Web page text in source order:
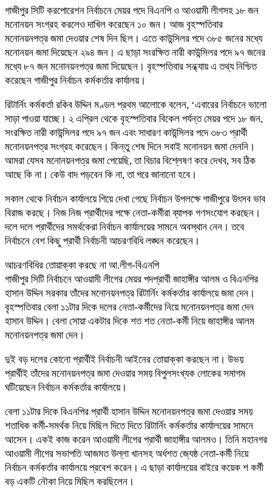
গাজীপুর সিটি করপোরেশন নির্বাচনে মেয়র পদে বিএনপি ও আওয়ামী লীগসহ ১৮ জন
মনোনয়ন সংগ্রহ করলেও দাখিল করেছেন ১০ জন। আজ বৃহস্পতিবার
মনোনয়নপত্র জমা দেওয়ার শেষ দিন ছিল। এতে কাউন্সিলর পদে ৩৮৫ জনের মধ্যে
মনোনয়ন জমা দিয়েছেন ২৯৪ জন। এ ছাড়া সংরক্ষিত নারী কাউন্সিলর পদে ৯৭ জনের
মধ্যে ৮৭ জন মনোনয়নপত্র জমা দিয়েছেন। বৃহস্পতিবার সন্ধ্যায় এ তথ্য নিশ্চিত
করেছেন গাজীপুর নির্বাচন কর্মকর্তার কার্যালয়।
রিটার্নিং কর্মকর্তা রকিব উদ্দিন মণ্ডল প্রথম আলোকে বলেন, ‘এবারের নির্বাচনে ভালো
সাড়া পাওয়া যাচ্ছে। ২ এপ্রিল থেকে বৃহস্পতিবার বিকেল পর্যন্ত মেয়র পদে ১৮ জন,
সংরক্ষিত নারী কাউন্সিলর পদে ৯৭ জন এবং সাধারণ কাউন্সিলর পদে ৩৮৩ প্রার্থী
মনোনয়নপত্র সংগ্রহ করেছেন। কিন্তু শেষ দিনে সবাই মনোনয়ন জমা দেননি।
আমরা যেসব মনোনয়নপত্র জমা পেয়েছি, তা বিচার বিশ্লেষণ করে দেখব, সব ঠিক
আছে কি না। কেউ বাদ পড়বেন কি না, তা পরে জানানো হবে।
সকাল থেকে নির্বাচন কার্যালয়ে গিয়ে দেখা গেছে নির্বাচন উপলক্ষে গাজীপুরে উৎসব ভাব
বিরাজ করছে। নিজ নিজ প্রার্থীদের পক্ষে নেতা-কর্মীরা ব্যাপক গণসংযোগ করছেন।
দলে দলে প্রার্থীদের সমর্থকেরা নির্বাচন কার্যালয়ের সামনে অবস্থান নেন। তবে
নির্বাচনে বেশ কিছু প্রার্থী নির্বাচনী আচরণবিধি লঙ্ঘন করেছেন।
আচরণবিধির তোয়াক্কা করছে না আ.লীগ-বিএনপি
গাজীপুর সিটি নির্বাচনে আওয়ামী লীগের মেয়র পদপ্রার্থী জাহাঙ্গীর আলম ও বিএনপির
হাসান উদ্দিন সরকার তাঁদের মনোনয়নপত্র রিটার্নিং কর্মকর্তার কার্যালয়ে জমা দেন।
বৃহস্পতিবার বেলা ১১টার দিকে দলের নেতা-কর্মীদের নিয়ে মনোনয়নপত্র জমা দেন
হাসান উদ্দিন। বেলা সোয়া একটার দিকে শত শত নেতা-কর্মী নিয়ে জাহাঙ্গীর আলম
মনোনয়নপত্র জমা দেন।
দুই বড় দলের কোনো প্রার্থীই নির্বাচনী আইনের তোয়াক্কা করছেন না। উভয়
প্রার্থীই তাঁদের মনোনয়নপত্র জমা দেওয়ার সময় বিপুলসংখ্যক লোকের সমাগম
ঘটিয়েছেন নির্বাচন কর্মকর্তার কার্যালয়ে।
বেলা ১১টার দিকে বিএনপির প্রার্থী হাসান উদ্দিন মনোনয়নপত্র জমা দেওয়ার সময়
শতাধিক কর্মী-সমর্থক নিয়ে মিছিল দিতে দিতে রিটার্নিং কর্মকর্তার কার্যালয়ের সামনে
আসেন। একই কাজ করেন আওয়ামী লীগের প্রার্থী জাহাঙ্গীর আলমও। তিনি মহানগর
আওয়ামী লীগের সভাপতি আজমত উল্লা খানসহ অর্ধশত জ্যেষ্ঠ নেতা-কর্মী নিয়ে
নির্বাচন কর্মকর্তার কার্যালয়ে প্রবেশ করেন। এ ছাড়া কার্যালয়ের বাইরে কয়েক শ কর্মী
বড় একটি নৌকা নিয়ে মিছিল করছিলেন।